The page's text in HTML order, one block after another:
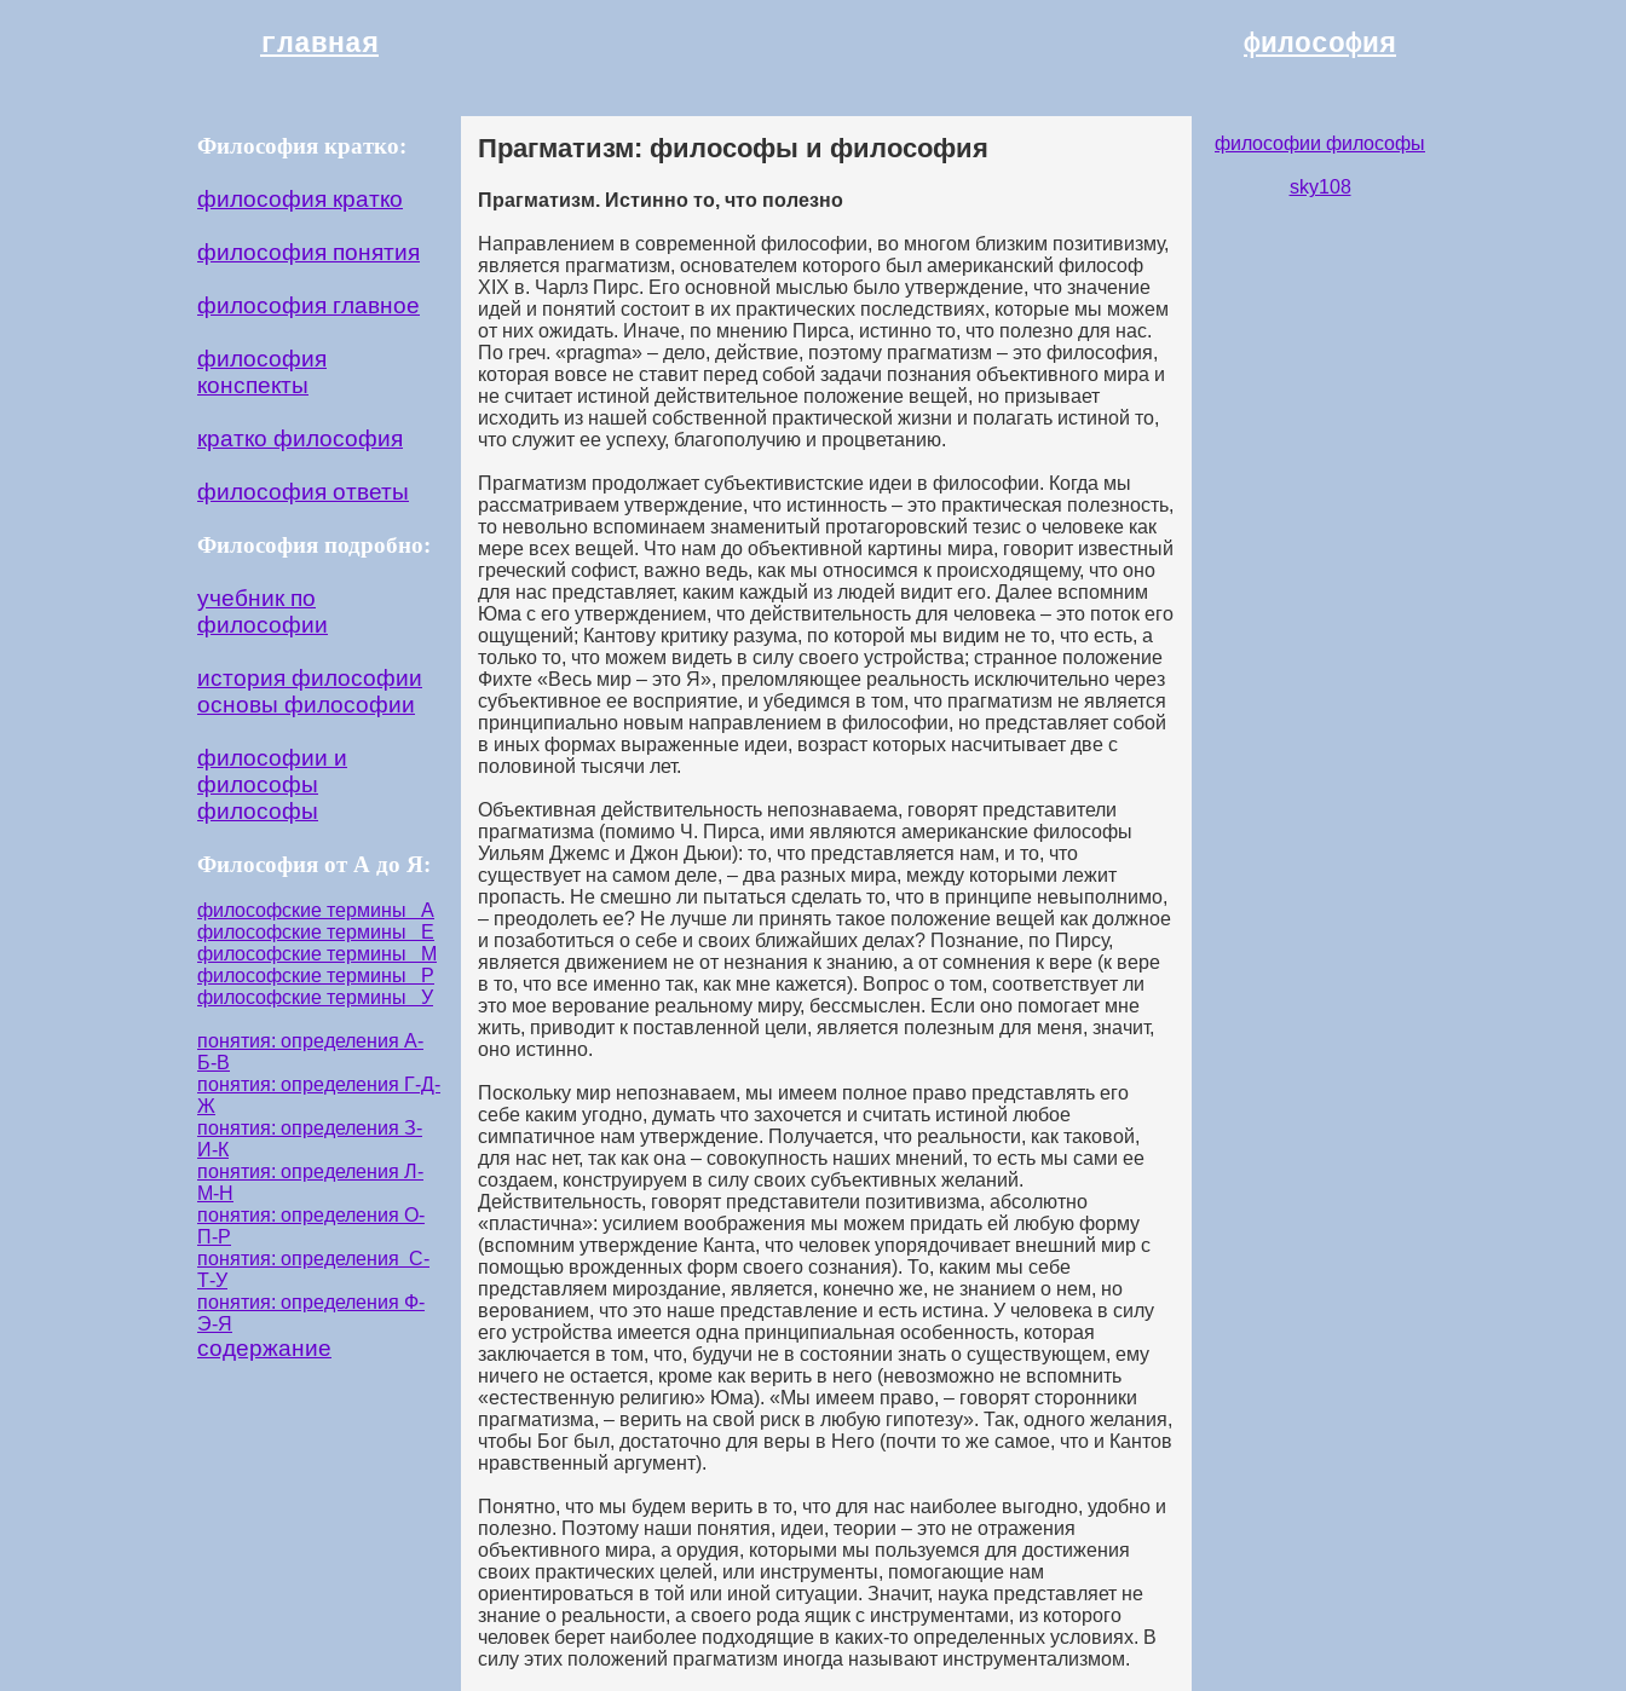
главная философия
Философия кратко:
философия кратко
философия понятия
философия главное
философия
конспекты
кратко философия
философия ответы
Философия подробно:
учебник по
философии
история философии
основы философии
философии и
философы
философы
Философия от А до Я:
философские термины А
философские термины Е
философские термины М
философские термины Р
философские термины У
понятия: определения А-
Б-В
понятия: определения Г-Д-
Ж
понятия: определения З-
И-К
понятия: определения Л-
М-Н
понятия: определения О-
П-Р
понятия: определения С-
Т-У
понятия: определения Ф-
Э-Я
содержание
Прагматизм: философы и философия
Прагматизм. Истинно то, что полезно
Направлением в современной философии, во многом близким позитивизму,
является прагматизм, основателем которого был американский философ
XIX в. Чарлз Пирс. Его основной мыслью было утверждение, что значение
идей и понятий состоит в их практических последствиях, которые мы можем
от них ожидать. Иначе, по мнению Пирса, истинно то, что полезно для нас.
По греч. «pragma» – дело, действие, поэтому прагматизм – это философия,
которая вовсе не ставит перед собой задачи познания объективного мира и
не считает истиной действительное положение вещей, но призывает
исходить из нашей собственной практической жизни и полагать истиной то,
что служит ее успеху, благополучию и процветанию.
Прагматизм продолжает субъективистские идеи в философии. Когда мы
рассматриваем утверждение, что истинность – это практическая полезность,
то невольно вспоминаем знаменитый протагоровский тезис о человеке как
мере всех вещей. Что нам до объективной картины мира, говорит известный
греческий софист, важно ведь, как мы относимся к происходящему, что оно
для нас представляет, каким каждый из людей видит его. Далее вспомним
Юма с его утверждением, что действительность для человека – это поток его
ощущений; Кантову критику разума, по которой мы видим не то, что есть, а
только то, что можем видеть в силу своего устройства; странное положение
Фихте «Весь мир – это Я», преломляющее реальность исключительно через
субъективное ее восприятие, и убедимся в том, что прагматизм не является
принципиально новым направлением в философии, но представляет собой
в иных формах выраженные идеи, возраст которых насчитывает две с
половиной тысячи лет.
Объективная действительность непознаваема, говорят представители
прагматизма (помимо Ч. Пирса, ими являются американские философы
Уильям Джемс и Джон Дьюи): то, что представляется нам, и то, что
существует на самом деле, – два разных мира, между которыми лежит
пропасть. Не смешно ли пытаться сделать то, что в принципе невыполнимо,
– преодолеть ее? Не лучше ли принять такое положение вещей как должное
и позаботиться о себе и своих ближайших делах? Познание, по Пирсу,
является движением не от незнания к знанию, а от сомнения к вере (к вере
в то, что все именно так, как мне кажется). Вопрос о том, соответствует ли
это мое верование реальному миру, бессмыслен. Если оно помогает мне
жить, приводит к поставленной цели, является полезным для меня, значит,
оно истинно.
Поскольку мир непознаваем, мы имеем полное право представлять его
себе каким угодно, думать что захочется и считать истиной любое
симпатичное нам утверждение. Получается, что реальности, как таковой,
для нас нет, так как она – совокупность наших мнений, то есть мы сами ее
создаем, конструируем в силу своих субъективных желаний.
Действительность, говорят представители позитивизма, абсолютно
«пластична»: усилием воображения мы можем придать ей любую форму
(вспомним утверждение Канта, что человек упорядочивает внешний мир с
помощью врожденных форм своего сознания). То, каким мы себе
представляем мироздание, является, конечно же, не знанием о нем, но
верованием, что это наше представление и есть истина. У человека в силу
его устройства имеется одна принципиальная особенность, которая
заключается в том, что, будучи не в состоянии знать о существующем, ему
ничего не остается, кроме как верить в него (невозможно не вспомнить
«естественную религию» Юма). «Мы имеем право, – говорят сторонники
прагматизма, – верить на свой риск в любую гипотезу». Так, одного желания,
чтобы Бог был, достаточно для веры в Него (почти то же самое, что и Кантов
нравственный аргумент).
Понятно, что мы будем верить в то, что для нас наиболее выгодно, удобно и
полезно. Поэтому наши понятия, идеи, теории – это не отражения
объективного мира, а орудия, которыми мы пользуемся для достижения
своих практических целей, или инструменты, помогающие нам
ориентироваться в той или иной ситуации. Значит, наука представляет не
знание о реальности, а своего рода ящик с инструментами, из которого
человек берет наиболее подходящие в каких-то определенных условиях. В
силу этих положений прагматизм иногда называют инструментализмом.
философии философы
sky108